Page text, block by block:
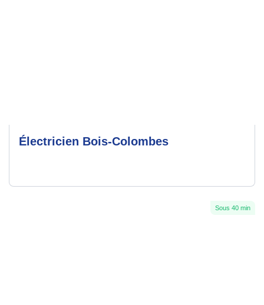
Électricien Bois-Colombes
Sous 40 min